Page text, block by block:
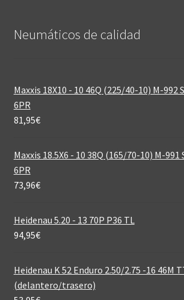
Neumáticos de calidad‎
Maxxis 18X10 - 10 46Q (225/40-10) M-992
6PR
81,95€
Maxxis 18.5X6 - 10 38Q (165/70-10) M-991
6PR
73,96€
Heidenau 5.20 - 13 70P P36 TL
94,95€
Heidenau K 52 Enduro 2.50/2.75 -16 46M
(delantero/trasero)